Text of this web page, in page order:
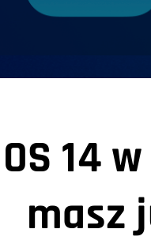
14
masz